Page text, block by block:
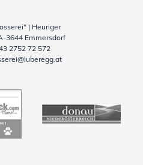
| Heuriger
3644 Emmersdorf
2752 72 572